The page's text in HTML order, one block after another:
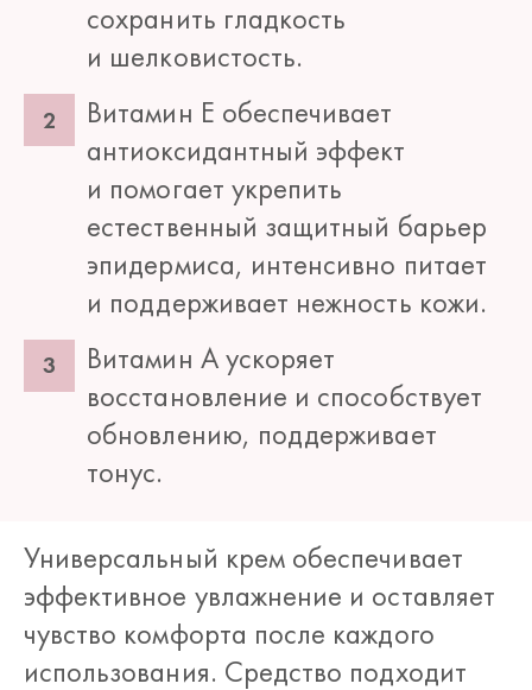
сохранить гладкость
и шелковистость.
Витамин Е обеспечивает
антиоксидантный эффект
и помогает укрепить
естественный защитный барьер
эпидермиса, интенсивно питает
и поддерживает нежность кожи.
Витамин А ускоряет
восстановление и способствует
обновлению, поддерживает
тонус.
Универсальный крем обеспечивает
эффективное увлажнение и оставляет
чувство комфорта после каждого
использования. Средство подходит